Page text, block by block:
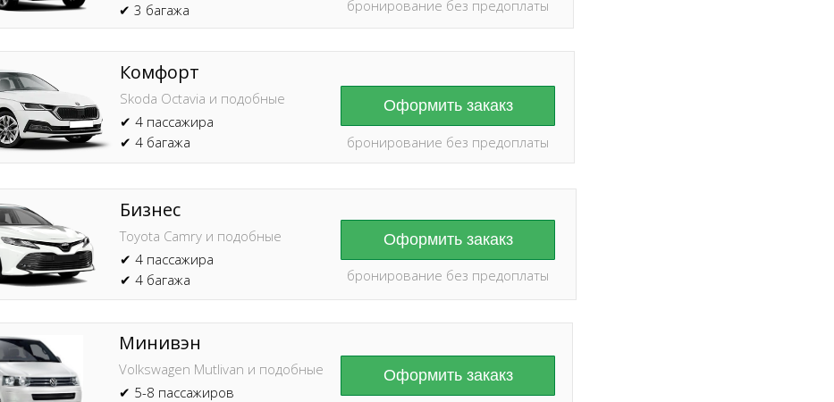
✔ 3 багажа
Бизнес
Toyota Camry и подобные
✔ 4 пассажира
✔ 4 багажа
Минивэн
Volkswagen Mutlivan и подобные
✔ 5-8 пассажиров
Оформить закакз
Оформить закакз
бронирование без предоплаты
Комфорт
Skoda Octavia и подобные
✔ 4 пассажира
✔ 4 багажа
Оформить закакз
бронирование без предоплаты
бронирование без предоплаты